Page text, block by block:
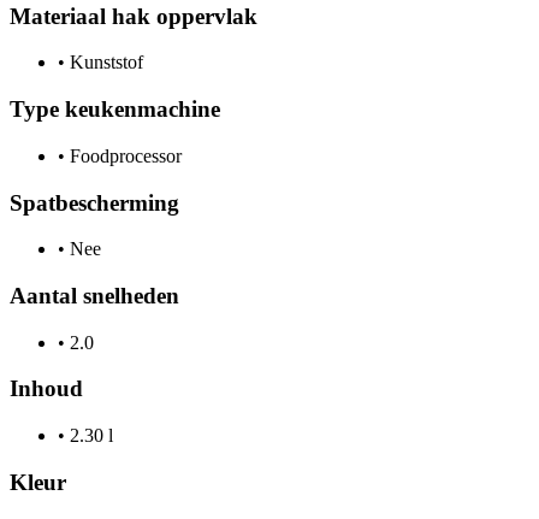
Materiaal hak oppervlak
• Kunststof
Type keukenmachine
• Foodprocessor
Spatbescherming
• Nee
Aantal snelheden
• 2.0
Inhoud
• 2.30 l
Kleur